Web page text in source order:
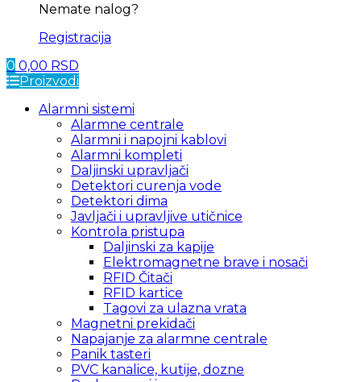
Nemate nalog?
Registracija
0 0,00 RSD
Proizvodi
Alarmni sistemi
Alarmne centrale
Alarmni i napojni kablovi
Alarmni kompleti
Daljinski upravljači
Detektori curenja vode
Detektori dima
Javljači i upravljive utičnice
Kontrola pristupa
Daljinski za kapije
Elektromagnetne brave i nosači
RFID Čitači
RFID kartice
Tagovi za ulazna vrata
Magnetni prekidači
Napajanje za alarmne centrale
Panik tasteri
PVC kanalice, kutije, dozne